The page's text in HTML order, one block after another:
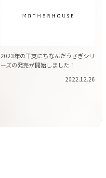
2023年の干支にちなんだうさぎシリ
ーズの発売が開始しました！
2022.12.26